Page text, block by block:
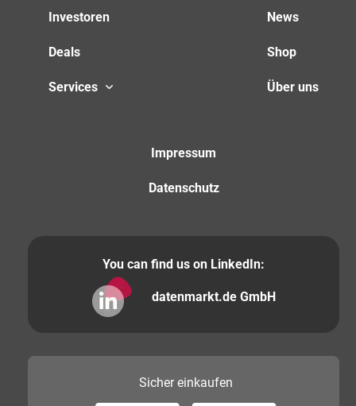
Investoren
Deals
Services
News
Shop
Über uns
Impressum
Datenschutz
You can find us on LinkedIn:
datenmarkt.de GmbH
Sichereinkaufen